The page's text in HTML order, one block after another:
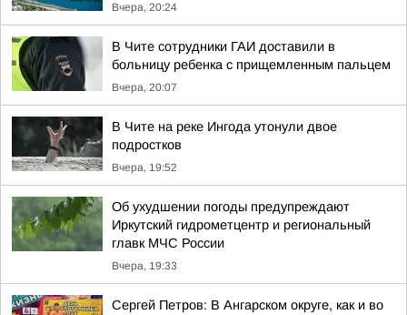
Вчера, 20:24
В Чите сотрудники ГАИ доставили в
больницу ребенка с прищемленным пальцем
Вчера, 20:07
В Чите на реке Ингода утонули двое
подростков
Вчера, 19:52
Об ухудшении погоды предупреждают
Иркутский гидрометцентр и региональный
главк МЧС России
Вчера, 19:33
Сергей Петров: В Ангарском округе, как и во